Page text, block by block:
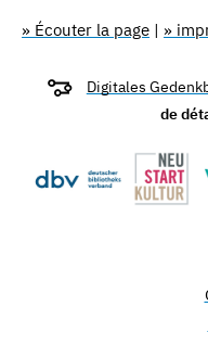
» Écouter la page | »
Digitales
de